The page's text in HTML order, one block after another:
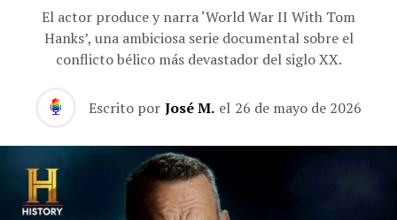
El actor produce y narra ‘World War II With Tom
Hanks’, una ambiciosa serie documental sobre el
conflicto bélico más devastador del siglo XX.
Escrito por José M. el 26 de mayo de 2026